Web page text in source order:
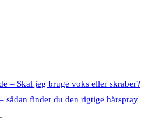
– Skal jeg bruge voks eller skraber?
sådan finder du den rigtige hårspray